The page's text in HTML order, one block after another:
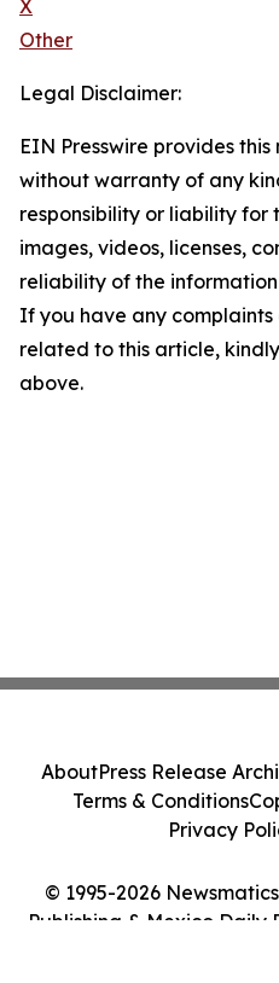
X
Other
Legal Disclaimer:
EIN Presswire provides
without warranty of any
responsibility or liability for
images, videos, licenses,
reliability of the
If you have any complaints
related to this article,
above.
© 1995-2026
Publishing & Mexico Daily
AboutPress Release
Terms & Conditions
Privacy